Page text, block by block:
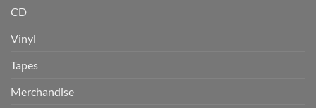
CD
Vinyl
Tapes
Merchandise